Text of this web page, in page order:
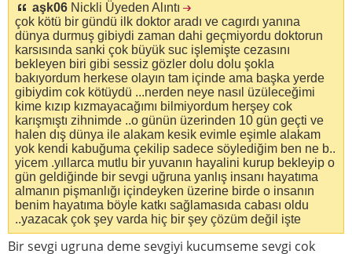
aşk06 Nickli Üyeden Alıntı
çok kötü bir gündü ilk doktor aradı ve cagırdı yanına
dünya durmuş gibiydi zaman dahi geçmiyordu doktorun
karsısında sanki çok büyük suc işlemişte cezasını
bekleyen biri gibi sessiz gözler dolu dolu şokla
bakıyordum herkese olayın tam içinde ama başka yerde
gibiydim cok kötüydü ...nerden neye nasıl üzüleceğimi
kime kızıp kızmayacağımı bilmiyordum herşey cok
karışmıştı zihnimde ..o günün üzerinden 10 gün geçti ve
halen dış dünya ile alakam kesik evimle eşimle alakam
yok kendi kabuğuma çekilip sadece söylediğim ben ne b..
yicem .yıllarca mutlu bir yuvanın hayalini kurup bekleyip o
gün geldiğinde bir sevgi uğruna yanlış insanı hayatıma
almanın pişmanlığı içindeyken üzerine birde o insanın
benim hayatıma böyle katkı sağlamasıda cabası oldu
..yazacak çok şey varda hiç bir şey çözüm değil işte
Bir sevgi ugruna deme sevgiyi kucumseme sevgi cok